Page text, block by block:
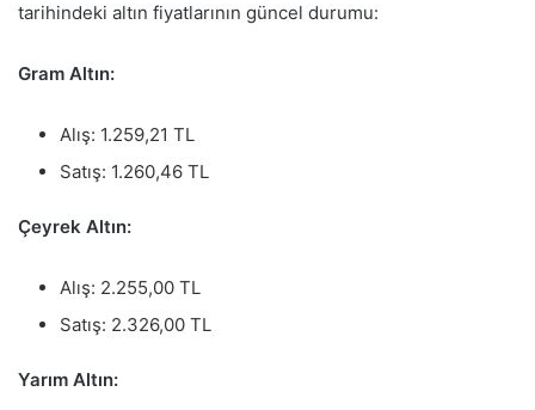
tarihindeki altın fiyatlarının güncel durumu:
Gram Altın:
Alış: 1.259,21 TL
Satış: 1.260,46 TL
Çeyrek Altın:
Alış: 2.255,00 TL
Satış: 2.326,00 TL
Yarım Altın: